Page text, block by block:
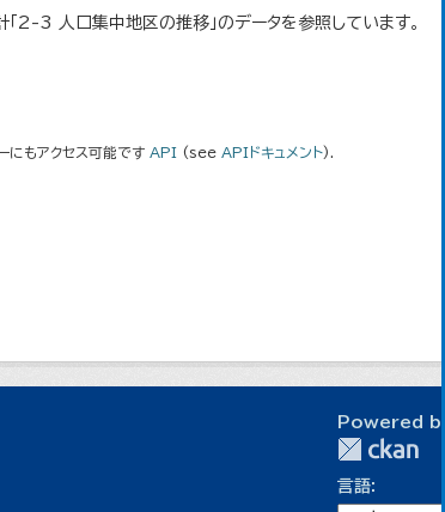
「2-3 人口集中地区の推移」のデータを参照しています。
にもアクセス可能です API (see APIドキュメント).
Powered by
言語